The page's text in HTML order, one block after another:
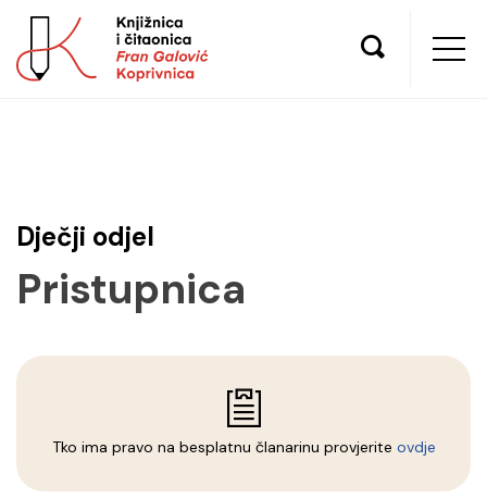
Dječji odjel
Pristupnica
Tko ima pravo na besplatnu članarinu provjerite ovdje